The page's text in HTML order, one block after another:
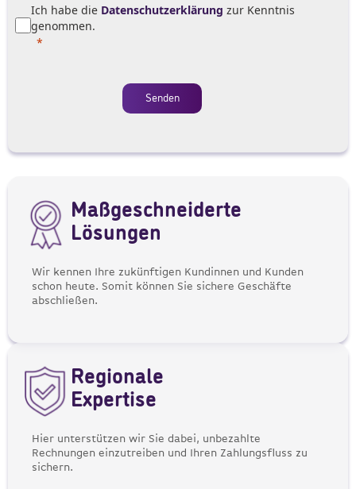
Ich habe die Datenschutzerklärung zur Kenntnis
genommen.
Senden
Maßgeschneiderte
Lösungen
Wir kennen Ihre zukünftigen Kundinnen und Kunden
schon heute. Somit können Sie sichere Geschäfte
abschließen.
Regionale
Expertise
Hier unterstützen wir Sie dabei, unbezahlte
Rechnungen einzutreiben und Ihren Zahlungsfluss zu
sichern.